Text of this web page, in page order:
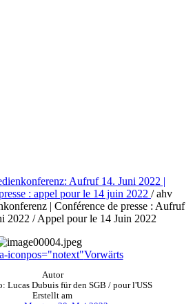
Aufruf 14. Juni 2022 |
: appel pour le 14 juin 2022 /ahv
| Conférence de presse : Aufruf
2022 / Appel pour le 14 Juin 2022
iconpos="notext"Vorwärts
Autor
Lucas Dubuis für den SGB / pour l'USS
Erstellt am